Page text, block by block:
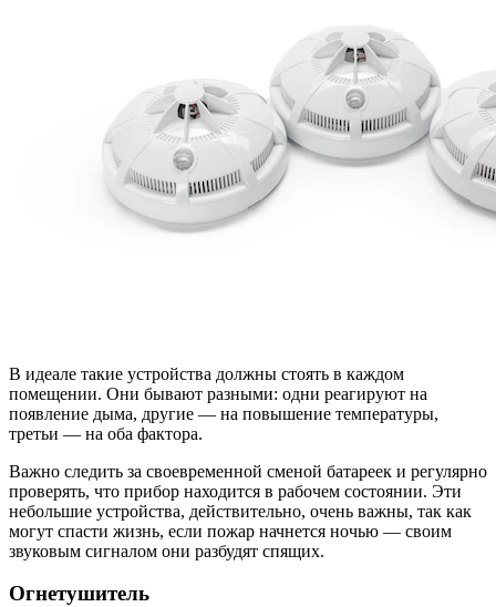
В идеале такие устройства должны стоять в каждом
помещении. Они бывают разными: одни реагируют на
появление дыма, другие — на повышение температуры,
третьи — на оба фактора.
Важно следить за своевременной сменой батареек и регулярно
проверять, что прибор находится в рабочем состоянии. Эти
небольшие устройства, действительно, очень важны, так как
могут спасти жизнь, если пожар начнется ночью — своим
звуковым сигналом они разбудят спящих.
Огнетушитель